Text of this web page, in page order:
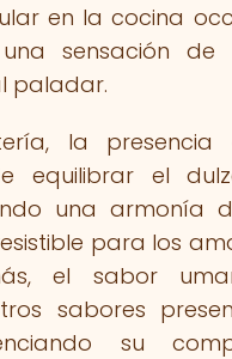
en la cocina
sensación de
paladar.
la presencia
equilibrar el
una armonía
para los
el sabor
sabores
su